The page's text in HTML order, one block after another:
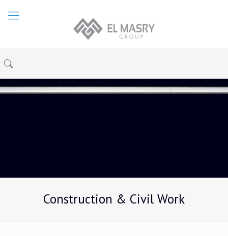
Construction & Civil Work